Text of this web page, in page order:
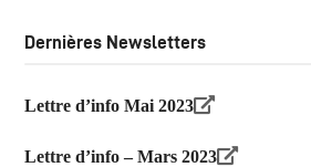
Dernières Newsletters
Lettre d’info Mai 2023
Lettre d’info – Mars 2023